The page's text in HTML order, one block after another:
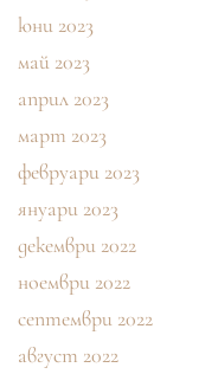
юни 2023
май 2023
април 2023
март 2023
февруари 2023
януари 2023
декември 2022
ноември 2022
септември 2022
август 2022